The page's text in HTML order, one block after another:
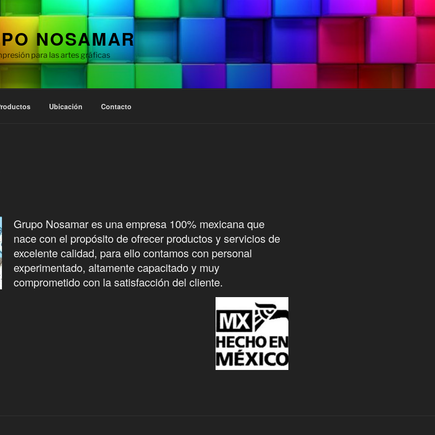
NOSAMAR
para las artes gráficas
Ubicación Contacto
Grupo Nosamar es una empresa 100% mexicana que
nace con el propósito de ofrecer productos y servicios de
excelente calidad, para ello contamos con personal
experimentado, altamente capacitado y muy
comprometido con la satisfacción del cliente.